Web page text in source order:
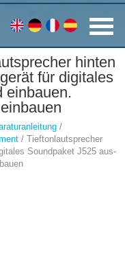
hinten
für digitales
einbauen.
/
/ Tieftonlautsprecher
Soundpaket J525 aus-